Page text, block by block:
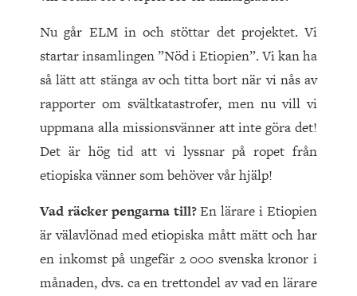
Nu går ELM in och stöttar det projektet. Vi
startar insamlingen ”Nöd i Etiopien”. Vi kan ha
så lätt att stänga av och titta bort när vi nås av
rapporter om svältkatastrofer, men nu vill vi
uppmana alla missionsvänner att inte göra det!
Det är hög tid att vi lyssnar på ropet från
etiopiska vänner som behöver vår hjälp!
Vad räcker pengarna till?En lärare i Etiopien
är välavlönad med etiopiska mått mätt och har
en inkomst på ungefär 2 000 svenska kronor i
månaden, dvs. ca en trettondel av vad en lärare